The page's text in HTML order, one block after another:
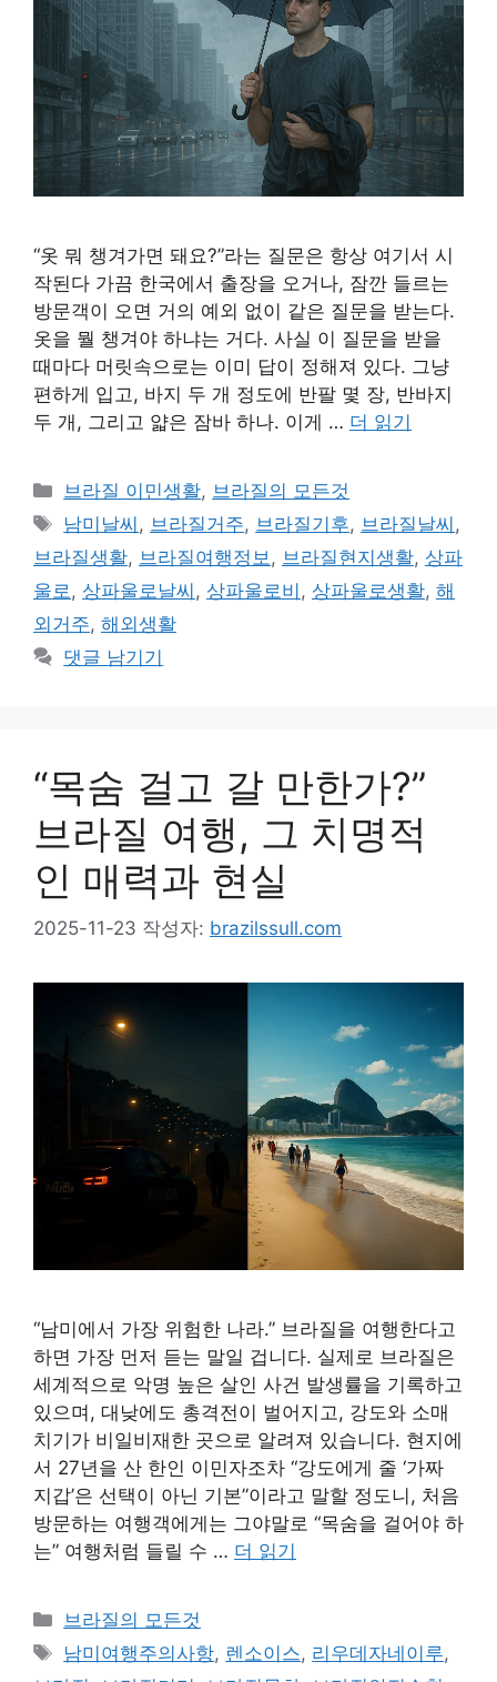
“옷 뭐 챙겨가면 돼요?”라는 질문은 항상 여기서 시
작된다 가끔 한국에서 출장을 오거나, 잠깐 들르는
방문객이 오면 거의 예외 없이 같은 질문을 받는다.
옷을 뭘 챙겨야 하냐는 거다. 사실 이 질문을 받을
때마다 머릿속으로는 이미 답이 정해져 있다. 그냥
편하게 입고, 바지 두 개 정도에 반팔 몇 장, 반바지
두 개, 그리고 얇은 잠바 하나. 이게 … 더 읽기
카
테
고
리
브라질 이민생활, 브라질의 모든것
태
그
남미날씨 , 브라질거주, 브라질기후, 브라질날씨 ,
브라질생활, 브라질여행정보 , 브라질현지생활, 상파
울로 , 상파울로날씨 , 상파울로비 , 상파울로생활, 해
외거주, 해외생활
댓글 남기기
“목숨 걸고 갈 만한가?”
브라질 여행, 그 치명적
인 매력과 현실
2025-11-23 작성자: brazilssull.com
“남미에서 가장 위험한 나라.” 브라질을 여행한다고
하면 가장 먼저 듣는 말일 겁니다. 실제로 브라질은
세계적으로 악명 높은 살인 사건 발생률을 기록하고
있으며, 대낮에도 총격전이 벌어지고, 강도와 소매
치기가 비일비재한 곳으로 알려져 있습니다. 현지에
서 27년을 산 한인 이민자조차 “강도에게 줄 ‘가짜
지갑’은 선택이 아닌 기본”이라고 말할 정도니, 처음
방문하는 여행객에게는 그야말로 “목숨을 걸어야 하
는” 여행처럼 들릴 수 … 더 읽기
카
테
고
브라질의 모든것
태
그
남미여행주의사항, 렌소이스, 리우데자네이루,